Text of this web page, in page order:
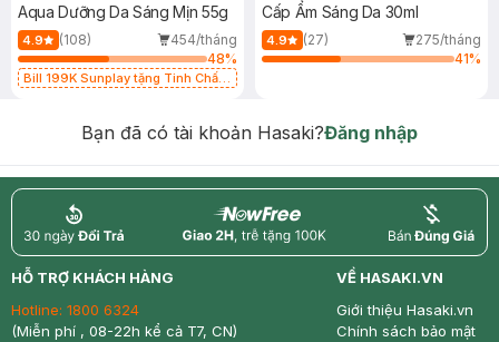
Aqua Dưỡng Da Sáng Mịn 55g
4.9 (108)
454/tháng
48%
Bill 199K Sunplay tặng Tinh Chất
Cấp Ẩm Sáng Da 30ml
4.9 (27)
275/tháng
41%
Bạn đã có tài khoản Hasaki?Đăng nhập
return nowfree price
HỖ TRỢ KHÁCH HÀNG
Hotline: 1800 6324
(Miễn phí , 08-22h kể cả T7, CN)
VỀ HASAKI.VN
Giới thiệu Hasaki.vn
Chính sách bảo mật